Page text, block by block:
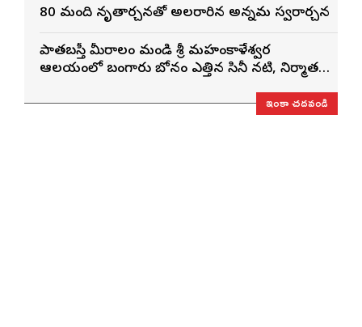
80 మంది నృత్యార్చనతో అలరారిన అన్నమ స్వరార్చన
పాతబస్తీ మీరాలం మండి శ్రీ మహంకాళేశ్వర
ఆలయంలో బంగారు బోనం ఎత్తిన సినీ నటి, నిర్మాత
ఇంకా చదవండి